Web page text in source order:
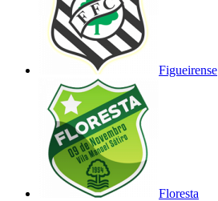
Figueirense
Floresta